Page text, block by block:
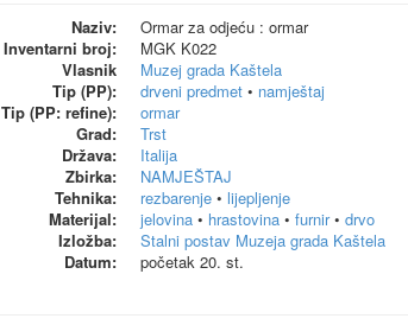
Naziv:
Ormar za odjeću : ormar
Inventarni broj:
MGK K022
Vlasnik
Muzej grada Kaštela
Tip (PP):
drveni predmet • namještaj
Tip (PP: refine):
ormar
Grad:
Trst
Država:
Italija
Zbirka:
NAMJEŠTAJ
Tehnika:
rezbarenje • lijepljenje
Materijal:
jelovina • hrastovina • furnir• drvo
Izložba:
Stalni postav Muzeja grada Kaštela
Datum:
početak 20. st.